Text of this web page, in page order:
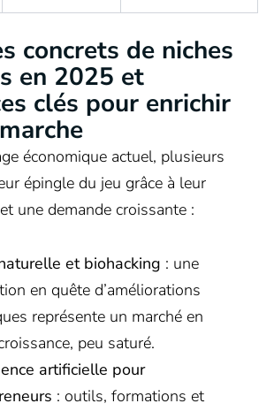
concrets de niches
en 2025 et
clés pour enrichir
économique actuel, plusieurs
épingle du jeu grâce à leur
une demande croissante :
et biohacking : une
en quête d’améliorations
représente un marché en
peu saturé.
artificielle pour
: outils, formations et